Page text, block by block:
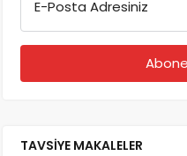
E-Posta Adresiniz
TAVSİYE MAKALELER